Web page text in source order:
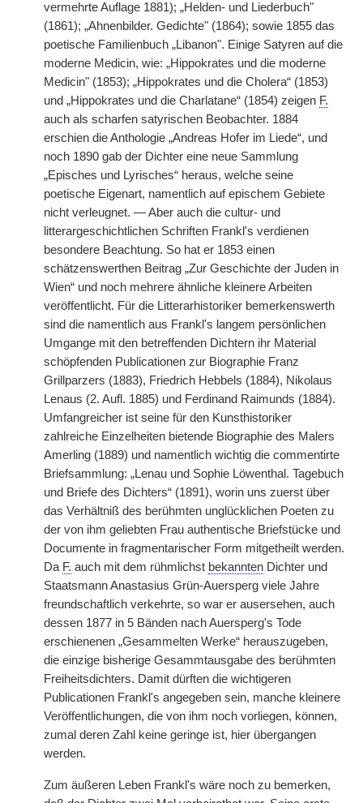
vermehrte Auflage 1881); „Helden- und Liederbuch"
(1861); „Ahnenbilder. Gedichte" (1864); sowie 1855 das
poetische Familienbuch „Libanon". Einige Satyren auf die
moderne Medicin, wie: „Hippokrates und die moderne
Medicin" (1853); „Hippokrates und die Cholera“ (1853)
und „Hippokrates und die Charlatane“ (1854) zeigen F.
auch als scharfen satyrischen Beobachter. 1884
erschien die Anthologie „Andreas Hofer im Liede“, und
noch 1890 gab der Dichter eine neue Sammlung
„Episches und Lyrisches“ heraus, welche seine
poetische Eigenart, namentlich auf epischem Gebiete
nicht verleugnet. — Aber auch die cultur- und
litterargeschichtlichen Schriften Frankl's verdienen
besondere Beachtung. So hat er 1853 einen
schätzenswerthen Beitrag „Zur Geschichte der Juden in
Wien“ und noch mehrere ähnliche kleinere Arbeiten
veröffentlicht. Für die Litterarhistoriker bemerkenswerth
sind die namentlich aus Frankl's langem persönlichen
Umgange mit den betreffenden Dichtern ihr Material
schöpfenden Publicationen zur Biographie Franz
Grillparzers (1883), Friedrich Hebbels (1884), Nikolaus
Lenaus (2. Aufl. 1885) und Ferdinand Raimunds (1884).
Umfangreicher ist seine für den Kunsthistoriker
zahlreiche Einzelheiten bietende Biographie des Malers
Amerling (1889) und namentlich wichtig die commentirte
Briefsammlung: „Lenau und Sophie Löwenthal. Tagebuch
und Briefe des Dichters“ (1891), worin uns zuerst über
das Verhältniß des berühmten unglücklichen Poeten zu
der von ihm geliebten Frau authentische Briefstücke und
Documente in fragmentarischer Form mitgetheilt werden.
Da F. auch mit dem rühmlichst bekannten Dichter und
Staatsmann Anastasius Grün-Auersperg viele Jahre
freundschaftlich verkehrte, so war er ausersehen, auch
dessen 1877 in 5 Bänden nach Auersperg's Tode
erschienenen „Gesammelten Werke“ herauszugeben,
die einzige bisherige Gesammtausgabe des berühmten
Freiheitsdichters. Damit dürften die wichtigeren
Publicationen Frankl's angegeben sein, manche kleinere
Veröffentlichungen, die von ihm noch vorliegen, können,
zumal deren Zahl keine geringe ist, hier übergangen
werden.
Zum äußeren Leben Frankl's wäre noch zu bemerken,